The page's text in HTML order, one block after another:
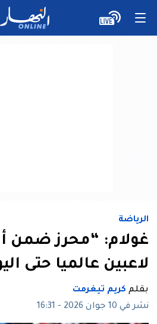
الرياضة
لاعبين عالميا حتى
بقلم كريم تيغرمت
نشر في 10 جوان 2026 - 16:31